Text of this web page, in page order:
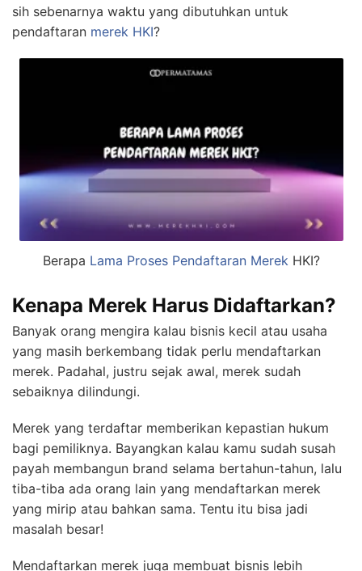
sih sebenarnya waktu yang dibutuhkan untuk
pendaftaran merek HKI?
Berapa Lama Proses Pendaftaran MerekHKI?
Kenapa Merek Harus Didaftarkan?
Banyak orang mengira kalau bisnis kecil atau usaha
yang masih berkembang tidak perlu mendaftarkan
merek. Padahal, justru sejak awal, merek sudah
sebaiknya dilindungi.
Merek yang terdaftar memberikan kepastian hukum
bagi pemiliknya. Bayangkan kalau kamu sudah susah
payah membangun brand selama bertahun-tahun, lalu
tiba-tiba ada orang lain yang mendaftarkan merek
yang mirip atau bahkan sama. Tentu itu bisa jadi
masalah besar!
Mendaftarkan merek juga membuat bisnis lebih